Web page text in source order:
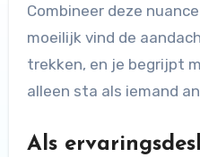
Combineer deze
moeilijk vind de
trekken, en je begrijpt
alleen sta als iemand
Als